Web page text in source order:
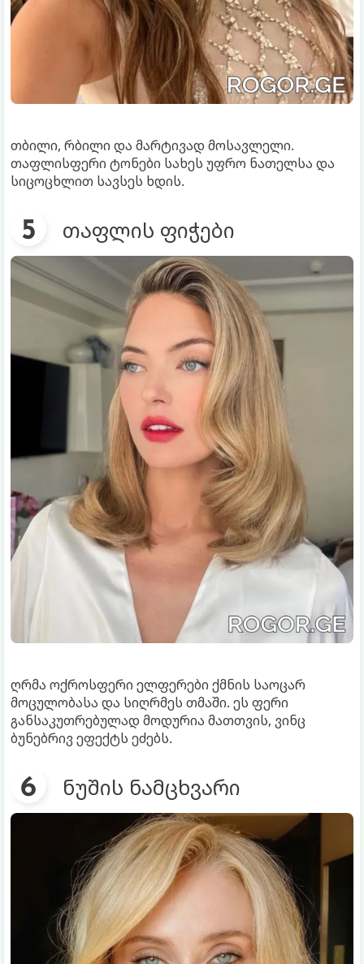
თბილი, რბილი და მარტივად მოსავლელი.
თაფლისფერი ტონები სახეს უფრო ნათელსა და
სიცოცხლით სავსეს ხდის.
თაფლის ფიჭები
ღრმა ოქროსფერი ელფერები ქმნის საოცარ
მოცულობასა და სიღრმეს თმაში. ეს ფერი
განსაკუთრებულად მოდურია მათთვის, ვინც
ბუნებრივ ეფექტს ეძებს.
ნუშის ნამცხვარი